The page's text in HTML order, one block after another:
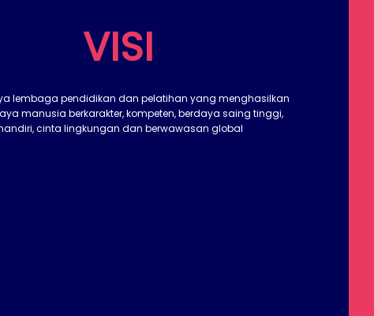
VISI
lembaga pendidikan dan pelatihan yang menghasilkan
manusia berkarakter, kompeten, berdaya saing tinggi,
cinta lingkungan dan berwawasan global